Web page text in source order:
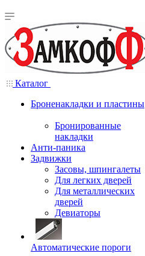
Каталог
Броненакладки и пластины
Бронированные
накладки
Анти-паника
Задвижки
Засовы, шпингалеты
Для легких дверей
Для металлических
дверей
Девиаторы
Автоматические пороги